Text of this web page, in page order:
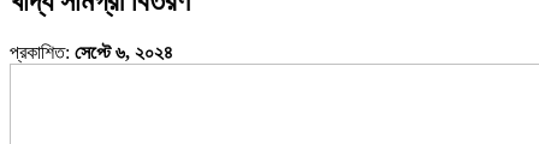
প্রকাশিত: সেপ্টে ৬, ২০২৪